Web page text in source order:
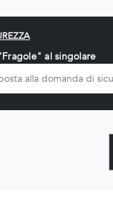
al singolare